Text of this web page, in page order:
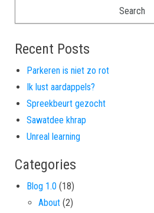
Recent Posts
Parkeren is niet zo rot
Ik lust aardappels?
Spreekbeurt gezocht
Sawatdee khrap
Unreal learning
Categories
Blog 1.0 (18)
About (2)